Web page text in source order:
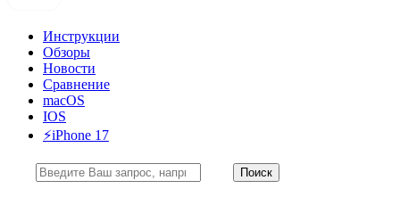
Инструкции
Обзоры
Новости
Сравнение
macOS
IOS
⚡️iPhone 17